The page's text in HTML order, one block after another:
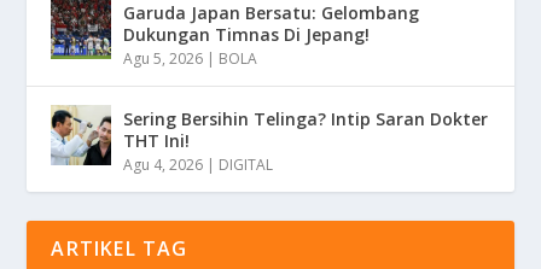
Garuda Japan Bersatu: Gelombang
Dukungan Timnas Di Jepang!
Agu 5, 2026 | BOLA
Sering Bersihin Telinga? Intip Saran Dokter
THT Ini!
Agu 4, 2026 | DIGITAL
ARTIKEL TAG